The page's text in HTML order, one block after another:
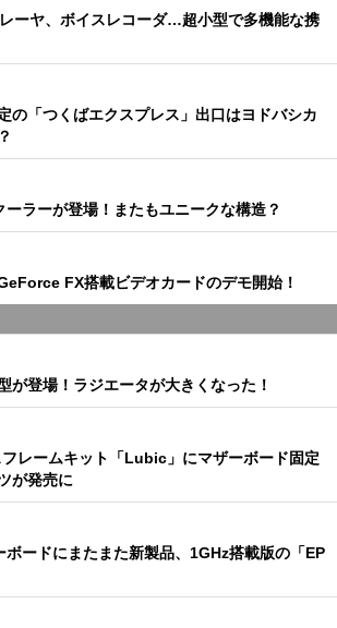
ーヤ、ボイスレコーダ…超小型で多機能な携
の「つくばエクスプレス」出口はヨドバシカ
ラーが登場！またもユニークな構造？
FX搭載ビデオカードのデモ開始！
が登場！ラジエータが大きくなった！
レームキット「Lubic」にマザーボード固定
が発売に
ードにまたまた新製品、1GHz搭載版の「EP